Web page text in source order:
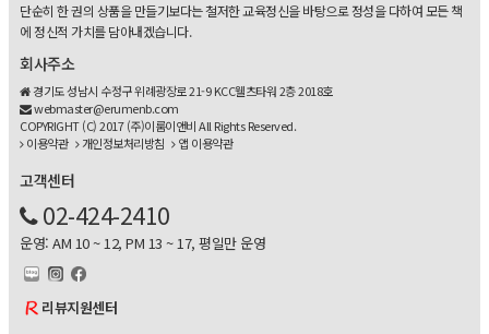
단순히 한 권의 상품을 만들기보다는 철저한 교육정신을 바탕으로 정성을 다하여 모든 책
에 정신적 가치를 담아내겠습니다.
회사주소
경기도 성남시 수정구 위례광장로 21-9 KCC웰츠타워 2층 2018호
webmaster@erumenb.com
COPYRIGHT (C) 2017 (주)이룸이앤비 All Rights Reserved.
이용약관
개인정보처리방침 앱 이용약관
고객센터
02-424-2410
운영: AM 10 ~ 12, PM 13 ~ 17, 평일만 운영
리뷰지원센터